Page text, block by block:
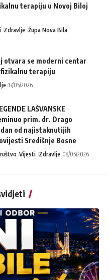
terapiju u Novoj Biloj
Zdravlje Župa Nova Bila
otvara se moderni centar
fizikalnu terapiju
17/05/2026
LAŠVANSKE
prim. dr. Drago
od najistaknutijih
Središnje Bosne
Vijesti Zdravlje 08/05/2026